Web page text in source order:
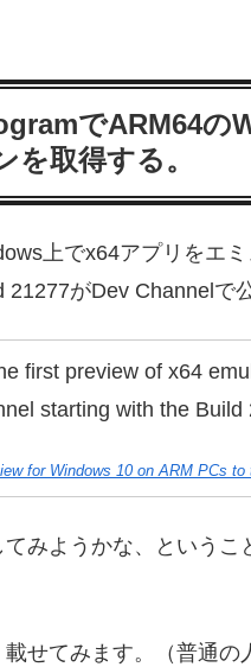
でARM64の
取得する。
上でx64アプリをエ
がDev Channelで
first preview of x64
starting with the Build
for Windows 10 on ARM PCs
みようかな、という
せてみます。（普通の